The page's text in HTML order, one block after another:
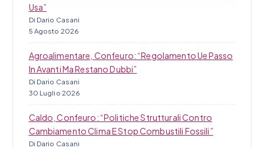
Usa”
Di Dario Casani
5 Agosto 2026
Agroalimentare, Confeuro: “Regolamento Ue Passo
In Avanti Ma Restano Dubbi”
Di Dario Casani
30 Luglio 2026
Caldo, Confeuro: “Politiche Strutturali Contro
Cambiamento Clima E Stop Combustili Fossili”
Di Dario Casani